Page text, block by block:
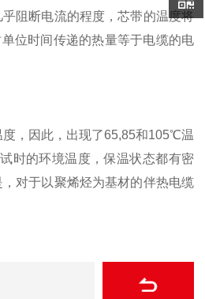
阻断电流的程度，芯带的温度将
位时间传递的热量等于电缆的电
，因此，出现了65,85和105℃温
时的环境温度，保温状态都有密
对于以聚烯烃为基材的伴热电缆